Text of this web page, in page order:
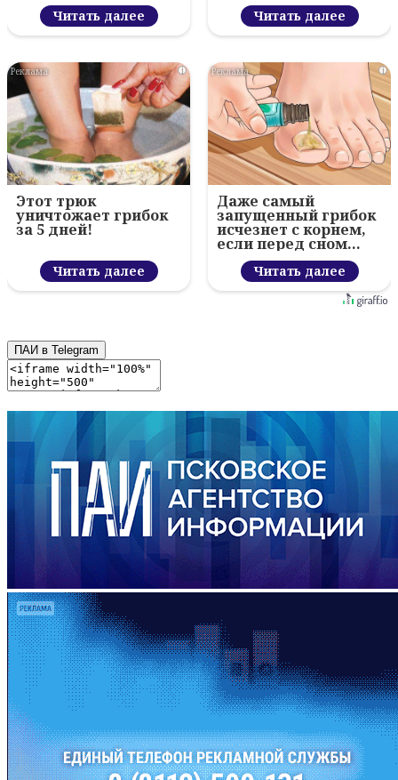
Читать далее Читать далее
i
Этот трюк
уничтожает грибок
за 5 дней!
Читать далее
i
Даже самый
запущенный грибок
исчезнет с корнем,
если перед сном…
Читать далее
ПАИ в Telegram